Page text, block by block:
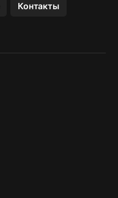
Контакты